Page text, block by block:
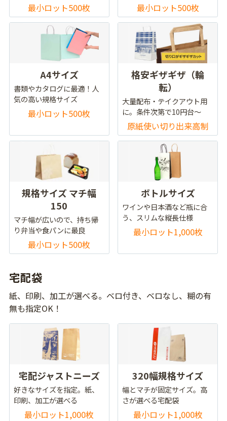
最小ロット500枚 最小ロット500枚
A4サイズ
書類やカタログに最適！人
気の高い規格サイズ
最小ロット500枚
格安ギザギザ（輪
転）
大量配布・テイクアウト用
に。条件次第で10円台～
原紙使い切り出来高制
規格サイズ マチ幅
150
マチ幅が広いので、持ち帰
り弁当や食パンに最良
最小ロット500枚
ボトルサイズ
ワインや日本酒など瓶に合
う、スリムな縦長仕様
最小ロット1,000枚
宅配袋
紙、印刷、加工が選べる。ベロ付き、ベロなし、糊の有
無も指定OK！
宅配ジャストニーズ
好きなサイズを指定。紙、
印刷、加工が選べる
最小ロット1,000枚
320幅規格サイズ
幅とマチが固定サイズ。高
さが選べる宅配袋
最小ロット1,000枚